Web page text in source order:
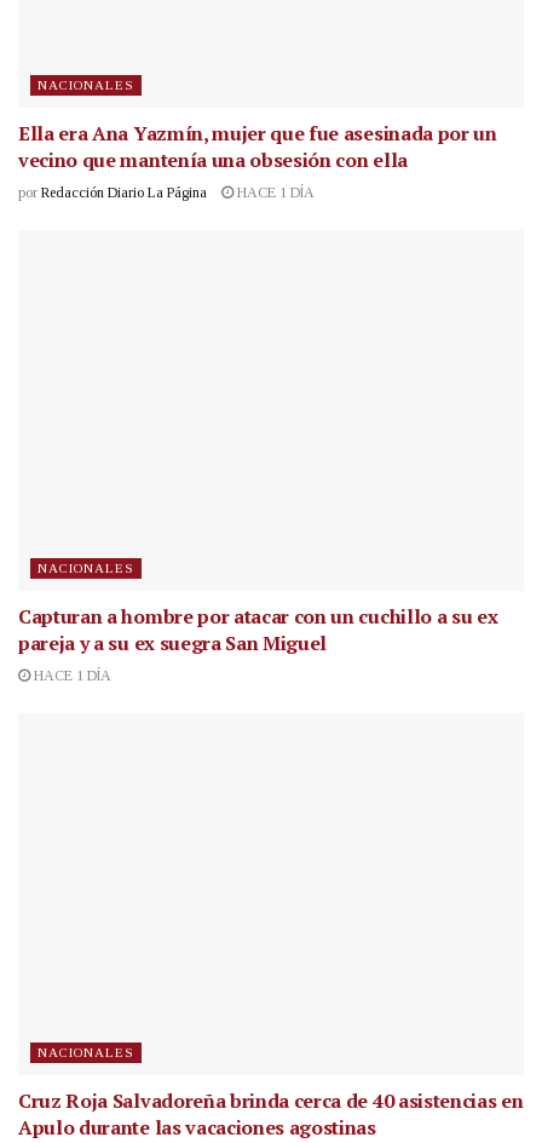
NACIONALES
Ella era Ana Yazmín, mujer que fue asesinada por un
vecino que mantenía una obsesión con ella
por Redacción Diario La Página HACE 1 DÍA
NACIONALES
Capturan a hombre por atacar con un cuchillo a su ex
pareja y a su ex suegra San Miguel
HACE 1 DÍA
NACIONALES
Cruz Roja Salvadoreña brinda cerca de 40 asistencias en
Apulo durante las vacaciones agostinas